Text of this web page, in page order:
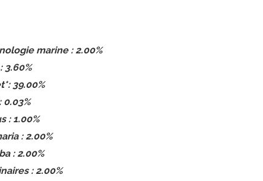
marine : 2.00%
3.60%
39.00%
: 1.00%
: 2.00%
: 2.00%
: 2.00%